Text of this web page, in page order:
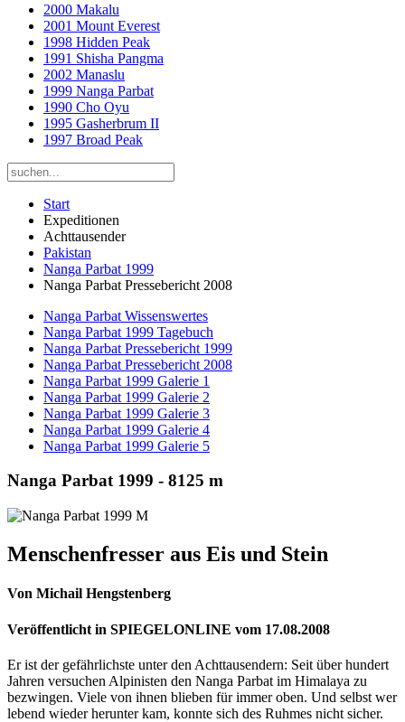
2000 Makalu
2001 Mount Everest
1998 Hidden Peak
1991 Shisha Pangma
2002 Manaslu
1999 Nanga Parbat
1990 Cho Oyu
1995 Gasherbrum II
1997 Broad Peak
Start
Expeditionen
Achttausender
Pakistan
Nanga Parbat 1999
Nanga Parbat Pressebericht 2008
Nanga Parbat Wissenswertes
Nanga Parbat 1999 Tagebuch
Nanga Parbat Pressebericht 1999
Nanga Parbat Pressebericht 2008
Nanga Parbat 1999 Galerie 1
Nanga Parbat 1999 Galerie 2
Nanga Parbat 1999 Galerie 3
Nanga Parbat 1999 Galerie 4
Nanga Parbat 1999 Galerie 5
Nanga Parbat 1999 - 8125 m
Menschenfresser aus Eis und Stein
Von Michail Hengstenberg
Veröffentlicht in SPIEGELONLINE vom 17.08.2008
Er ist der gefährlichste unter den Achttausendern: Seit über hundert
Jahren versuchen Alpinisten den Nanga Parbat im Himalaya zu
bezwingen. Viele von ihnen blieben für immer oben. Und selbst wer
lebend wieder herunter kam, konnte sich des Ruhmes nicht sicher.